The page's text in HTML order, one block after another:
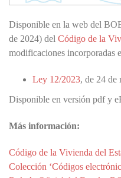
Disponible en la web del
de 2024) del Código de la
modificaciones incorporadas
Ley 12/2023, de 24 de
Disponible en versión pdf y
Más información:
Código de la Vivienda del
Colección ‘Códigos